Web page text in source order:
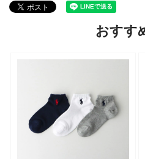
おすす